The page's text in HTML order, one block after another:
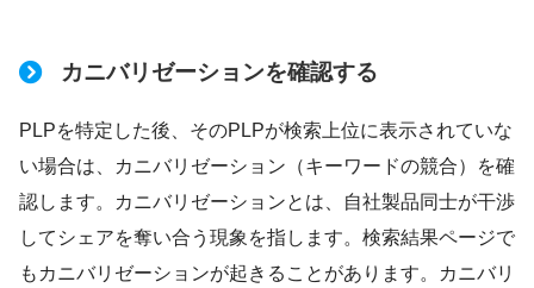
カニバリゼーションを確認する
PLPを特定した後、そのPLPが検索上位に表示されていな
い場合は、カニバリゼーション（キーワードの競合）を確
認します。カニバリゼーションとは、自社製品同士が干渉
してシェアを奪い合う現象を指します。検索結果ページで
もカニバリゼーションが起きることがあります。カニバリ